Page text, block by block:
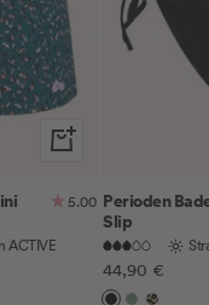
Schnellansicht
5.00
ACTIVE
Perioden
Slip
Angebotspreis
44,90 €